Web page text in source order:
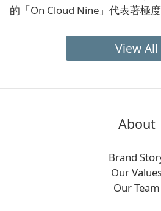
的「On Cloud Nine」代表著極度開心！ 「
空，當然也少不了飛機， 看見飛機，更是讓我們想到_
(on cloud nine)！ 因此，歐瑞克也搭建了一架裝載九週
出即使在疫情嚴峻期間， 仍為大家帶來質感生活的使
推出屬於自家食品品牌 -「梁膳
期盼藉由多年來歐瑞克好感良品， 對質感生活的堅持
透過「梁膳日嚐」的創立， 希望讓更多海外朋友，看到
View All
About
Brand
Our
Our Team